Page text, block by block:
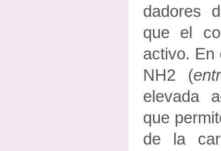
dadores
que el
activo. En
NH2 (
elevada
que
de la